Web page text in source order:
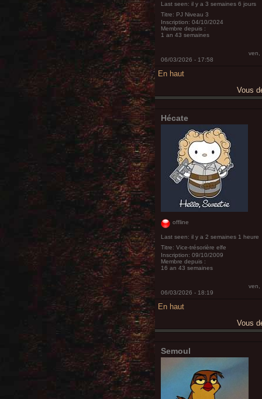
Last seen: il y a 3 semaines 6 jours
Titre: PJ Niveau 3
Inscription: 04/10/2024
Membre depuis :
1 an 43 semaines
ven,
06/03/2026 - 17:58
En haut
Vous
Hécate
offline
Last seen: il y a 2 semaines 1 heure
Titre: Vice-trésorière elfe
Inscription: 09/10/2009
Membre depuis :
16 an 43 semaines
ven,
06/03/2026 - 18:19
En haut
Vous
Semoul